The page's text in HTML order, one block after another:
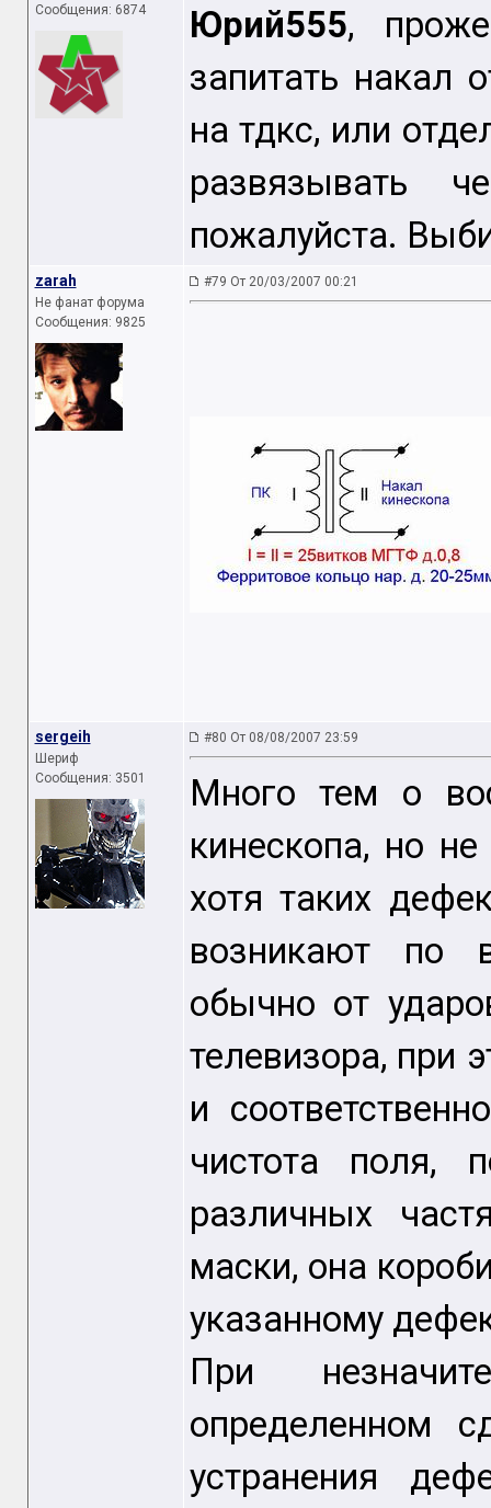
Сообщения: 6874
Юрий555,
запитать накал
на тдкс, или
развязывать
пожалуйста.
zarah
Не фанат форума
Сообщения: 9825
#79 От 20/03/2007 00:21
sergeih
Шериф
Сообщения: 3501
#80 От 08/08/2007 23:59
Много тем о
кинескопа, но
хотя таких
возникают по
обычно от
телевизора, при
и
чистота поля,
различных
маски, она
указанному
При
определенном
устранения